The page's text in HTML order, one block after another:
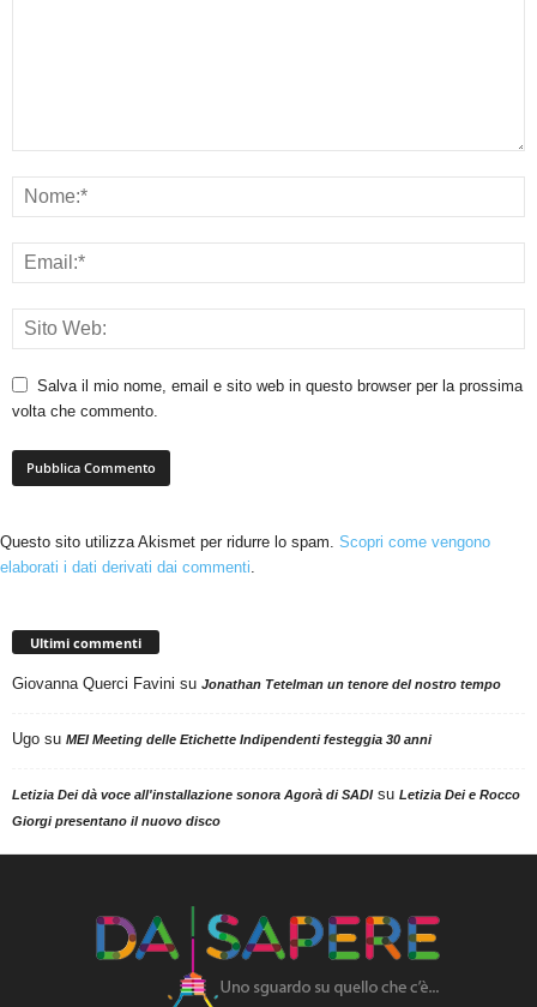
Salva il mio nome, email e sito web in questo browser per la prossima
volta che commento.
Questo sito utilizza Akismet per ridurre lo spam. Scopri come vengono
elaborati i dati derivati dai commenti.
Ultimi commenti
Giovanna Querci Favini su Jonathan Tetelman un tenore del nostro tempo
Ugo su MEI Meeting delle Etichette Indipendenti festeggia 30 anni
Letizia Dei dà voce all'installazione sonora Agorà di SADIsu Letizia Dei e Rocco
Giorgi presentano il nuovo disco